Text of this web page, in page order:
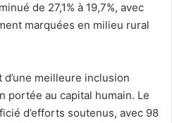
de 27,1% à 19,7%, avec
marquées en milieu rural
meilleure inclusion
portée au capital humain. Le
d’efforts soutenus, avec 98